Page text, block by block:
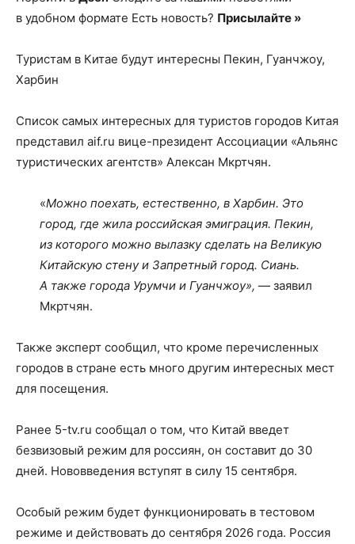
в удобном формате Есть новость? Присылайте »
Туристам в Китае будут интересны Пекин, Гуанчжоу,
Харбин
Список самых интересных для туристов городов Китая
представил aif.ru вице-президент Ассоциации «Альянс
туристических агентств» Алексан Мкртчян.
«Можно поехать, естественно, в Харбин. Это
город, где жила российская эмиграция. Пекин,
из которого можно вылазку сделать на Великую
Китайскую стену и Запретный город. Сиань.
А также города Урумчи и Гуанчжоу», — заявил
Мкртчян.
Также эксперт сообщил, что кроме перечисленных
городов в стране есть много другим интересных мест
для посещения.
Ранее 5-tv.ru сообщал о том, что Китай введет
безвизовый режим для россиян, он составит до 30
дней. Нововведения вступят в силу 15 сентября.
Особый режим будет функционировать в тестовом
режиме и действовать до сентября 2026 года. Россия